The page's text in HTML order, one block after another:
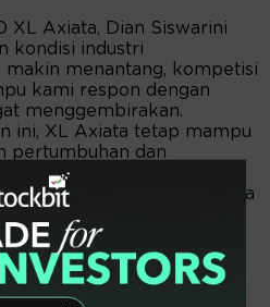
XL Axiata, Dian Siswarini
kondisi industri
menantang, kompetisi
kami respon dengan
menggembirakan.
ini, XL Axiata tetap mampu
pertumbuhan dan
hasil pencapaian
yaitu berhasil mencatat laba
ini merupakan
10 tahun terakhir,” tutur